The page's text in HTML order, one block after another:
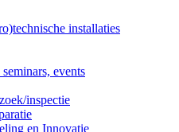
installaties
events
inspectie
en Innovatie